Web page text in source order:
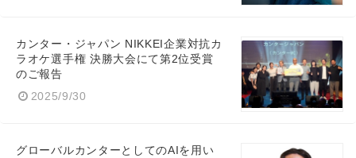
カンター・ジャパン NIKKEI企業対抗カ
ラオケ選手権 決勝大会にて第2位受賞
のご報告
2025/9/30
グローバルカンターとしてのAIを用い